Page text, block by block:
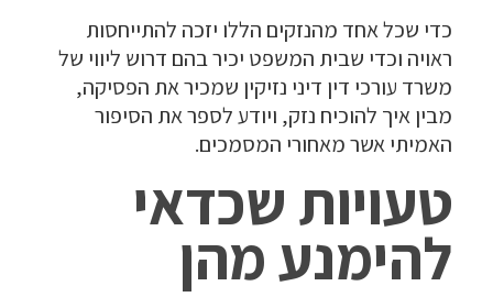
כדי שכל אחד מהנזקים הללו יזכה להתייחסות
ראויה וכדי שבית המשפט יכיר בהם דרוש ליווי של
משרד עורכי דין דיני נזיקין שמכיר את הפסיקה,
מבין איך להוכיח נזק, ויודע לספר את הסיפור
האמיתי אשר מאחורי המסמכים.
טעויות שכדאי
להימנע מהן